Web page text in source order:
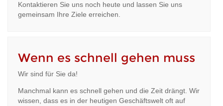
Kontaktieren Sie uns noch heute und lassen Sie uns
gemeinsam Ihre Ziele erreichen.
Wenn es schnell gehen muss
Wir sind für Sie da!
Manchmal kann es schnell gehen und die Zeit drängt. Wir
wissen, dass es in der heutigen Geschäftswelt oft auf